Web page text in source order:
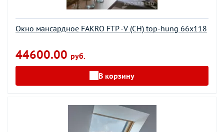
Окно мансардное FAKRO FTP -V (CH) top-hung 66х118
44600.00 руб.
В корзину